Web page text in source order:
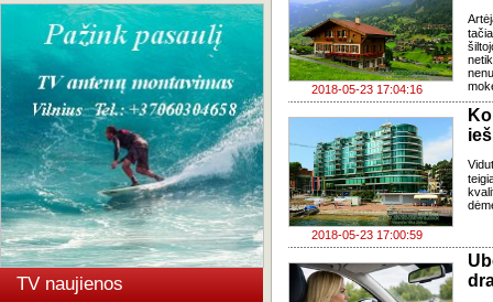
TV naujienos
2018-05-23 17:04:16
2018-05-23 17:00:59